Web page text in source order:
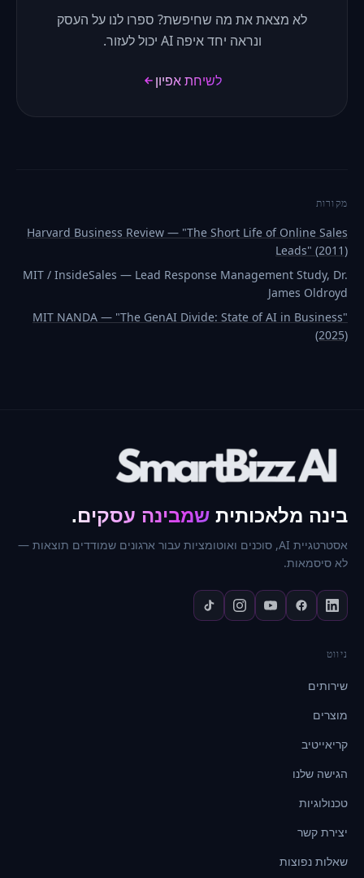
לא מצאת את מה שחיפשת? ספרו לנו על העסק
ונראה יחד איפה AI יכול לעזור.
לשיחת אפיון
מקורות
Harvard Business Review — "The Short Life of Online Sales
Leads" (2011)
MIT / InsideSales — Lead Response Management Study, Dr.
James Oldroyd
MIT NANDA — "The GenAI Divide: State of AI in Business"
(2025)
בינה מלאכותית שמבינה עסקים.
אסטרטגיית AI, סוכנים ואוטומציות עבור ארגונים שמודדים תוצאות —
לא סיסמאות.
ניווט
שירותים
מוצרים
קריאייטיב
הגישה שלנו
טכנולוגיות
יצירת קשר
שאלות נפוצות